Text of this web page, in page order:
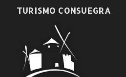
www.aytoconsuegra.es
TURISMO CONSUEGRA